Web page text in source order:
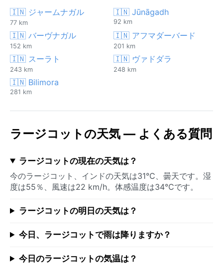
🇮🇳 ジャームナガル
77 km
🇮🇳 Jūnāgadh
92 km
🇮🇳 バーヴナガル
152 km
🇮🇳 アフマダーバード
201 km
🇮🇳 スーラト
243 km
🇮🇳 ヴァドダラ
248 km
🇮🇳 Bilimora
281 km
ラージコットの天気 — よくある質問
ラージコットの現在の天気は？
今のラージコット、インドの天気は31°C、曇天です。湿
度は55％、風速は22 km/h。体感温度は34°Cです。
ラージコットの明日の天気は？
今日、ラージコットで雨は降りますか？
今日のラージコットの気温は？